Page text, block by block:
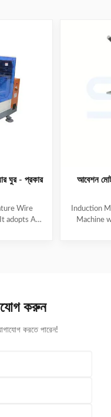
ঘুর - প্রকার
Wire
adopts AC
feeding,
the
আবেশন
Induction
Machine
করুন
করতে পারেন!